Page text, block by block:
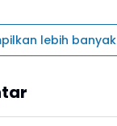
lebih banyak